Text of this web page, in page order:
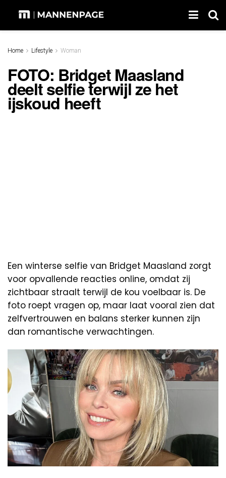
Home Lifestyle Woman
FOTO: Bridget Maasland
deelt selfie terwijl ze het
ijskoud heeft
Een winterse selfie van Bridget Maasland zorgt
voor opvallende reacties online, omdat zij
zichtbaar straalt terwijl de kou voelbaar is. De
foto roept vragen op, maar laat vooral zien dat
zelfvertrouwen en balans sterker kunnen zijn
dan romantische verwachtingen.